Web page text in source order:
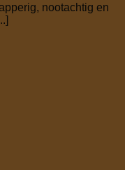
nootachtig en